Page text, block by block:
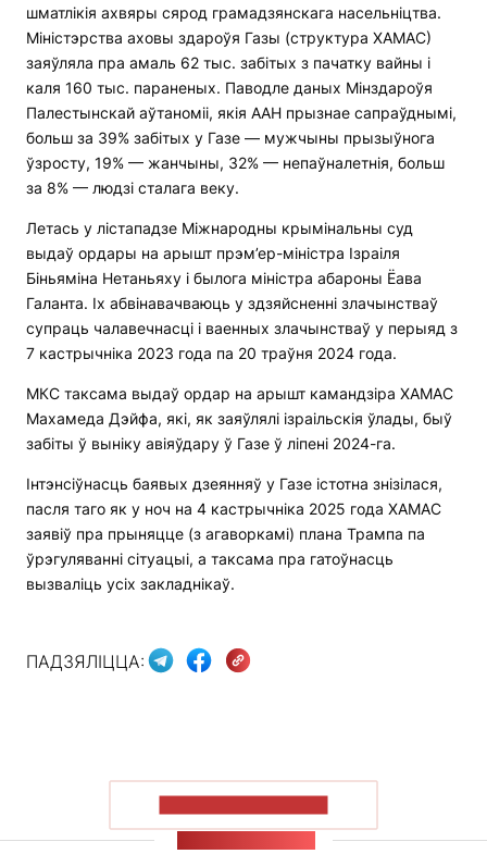
шматлікія ахвяры сярод грамадзянскага насельніцтва.
Міністэрства аховы здароўя Газы (структура ХАМАС)
заяўляла пра амаль 62 тыс. забітых з пачатку вайны і
каля 160 тыс. параненых. Паводле даных Мінздароўя
Палестынскай аўтаноміі, якія ААН прызнае сапраўднымі,
больш за 39% забітых у Газе — мужчыны прызыўнога
ўзросту, 19% — жанчыны, 32% — непаўналетнія, больш
за 8% — людзі сталага веку.
Летась у лістападзе Міжнародны крымінальны суд
выдаў ордары на арышт прэм’ер-міністра Ізраіля
Біньяміна Нетаньяху і былога міністра абароны Ёава
Галанта. Іх абвінавачваюць у здзяйсненні злачынстваў
супраць чалавечнасці і ваенных злачынстваў у перыяд з
7 кастрычніка 2023 года па 20 траўня 2024 года.
МКС таксама выдаў ордар на арышт камандзіра ХАМАС
Махамеда Дэйфа, які, як заяўлялі ізраільскія ўлады, быў
забіты ў выніку авіяўдару ў Газе ў ліпені 2024-га.
Інтэнсіўнасць баявых дзеянняў у Газе істотна знізілася,
пасля таго як у ноч на 4 кастрычніка 2025 года ХАМАС
заявіў пра прыняцце (з агаворкамі) плана Трампа па
ўрэгуляванні сітуацыі, а таксама пра гатоўнасць
вызваліць усіх закладнікаў.
ПАДЗЯЛІЦЦА: